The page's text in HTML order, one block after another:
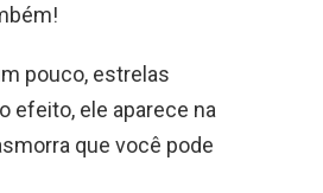
pouco, estrelas
efeito, ele aparece na
que você pode